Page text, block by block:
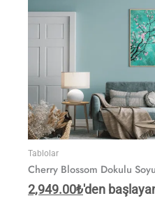
Tablolar
Cherry Blossom Dokulu
2,949.00₺'den